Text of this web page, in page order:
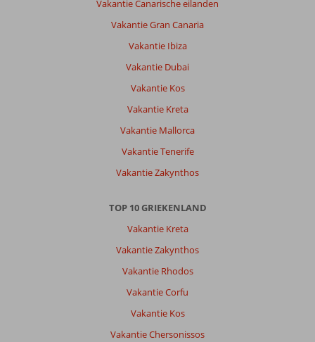
Vakantie Canarische eilanden
Vakantie Gran Canaria
Vakantie Ibiza
Vakantie Dubai
Vakantie Kos
Vakantie Kreta
Vakantie Mallorca
Vakantie Tenerife
Vakantie Zakynthos
TOP 10 GRIEKENLAND
Vakantie Kreta
Vakantie Zakynthos
Vakantie Rhodos
Vakantie Corfu
Vakantie Kos
Vakantie Chersonissos